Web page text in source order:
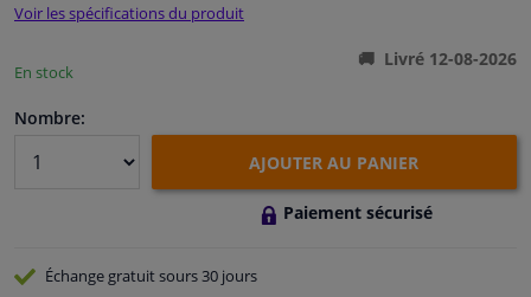
Atelier & outils
Camping-car, moto & vélo
Promotions et réductions
Capteurs & électronique
Voir les spécifications du produit
En stock
Livré 12-08-2026
Nombre:
AJOUTER AU PANIER
Paiement sécurisé
Échange gratuitsours 30 jours